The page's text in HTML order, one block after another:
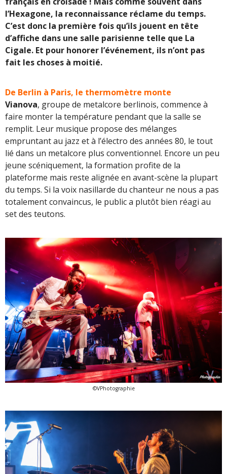
l’Hexagone, la reconnaissance réclame du temps.
C’est donc la première fois qu’ils jouent en tête
d’affiche dans une salle parisienne telle que La
Cigale. Et pour honorer l’événement, ils n’ont pas
fait les choses à moitié.
De Berlin à Paris, le thermomètre monte
Vianova, groupe de metalcore berlinois, commence à
faire monter la température pendant que la salle se
remplit. Leur musique propose des mélanges
empruntant au jazz et à l’électro des années 80, le tout
lié dans un metalcore plus conventionnel. Encore un peu
jeune scéniquement, la formation profite de la
plateforme mais reste alignée en avant-scène la plupart
du temps. Si la voix nasillarde du chanteur ne nous a pas
totalement convaincus, le public a plutôt bien réagi au
set des teutons.
©VPhotographie